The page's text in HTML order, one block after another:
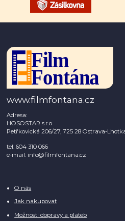
www.filmfontana.cz
Adresa:
HOSOSTAR s.r.o
Petřkovická 206/27, 725 28 Ostrava-
tel: 604 310 066
e-mail: info@filmfontana.cz
O nás
Jak nakupovat
Možnosti dopravy a plateb